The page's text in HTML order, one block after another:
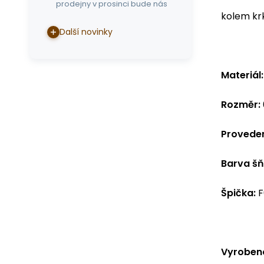
kolem
Materiál:
Rozměr:
Barva
Špička:
prodejny v prosinci bude nás
Další novinky